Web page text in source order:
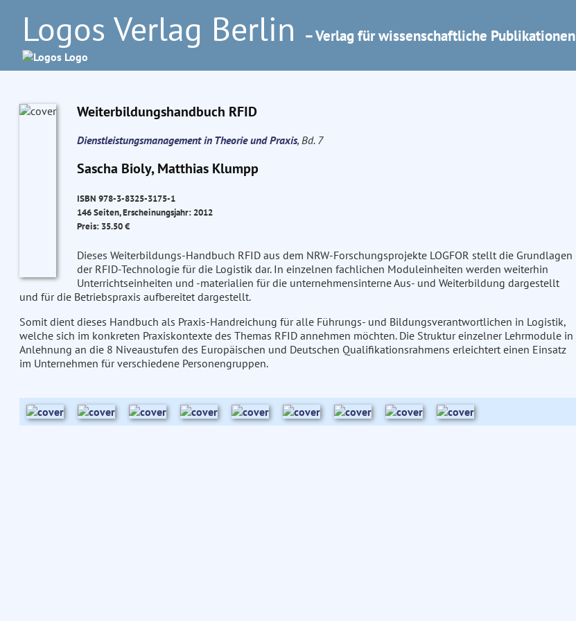
Logos Verlag Berlin – Verlag für wissenschaftliche Publikationen
Weiterbildungshandbuch RFID
Dienstleistungsmanagement in Theorie und Praxis, Bd. 7
Sascha Bioly, Matthias Klumpp
ISBN 978-3-8325-3175-1
146 Seiten, Erscheinungsjahr: 2012
Preis: 35.50 €
Dieses Weiterbildungs-Handbuch RFID aus dem NRW-Forschungsprojekte LOGFOR stellt die Grundlagen
der RFID-Technologie für die Logistik dar. In einzelnen fachlichen Moduleinheiten werden weiterhin
Unterrichtseinheiten und -materialien für die unternehmensinterne Aus- und Weiterbildung dargestellt
und für die Betriebspraxis aufbereitet dargestellt.
Somit dient dieses Handbuch als Praxis-Handreichung für alle Führungs- und Bildungsverantwortlichen in Logistik,
welche sich im konkreten Praxiskontexte des Themas RFID annehmen möchten. Die Struktur einzelner Lehrmodule in
Anlehnung an die 8 Niveaustufen des Europäischen und Deutschen Qualifikationsrahmens erleichtert einen Einsatz
im Unternehmen für verschiedene Personengruppen.